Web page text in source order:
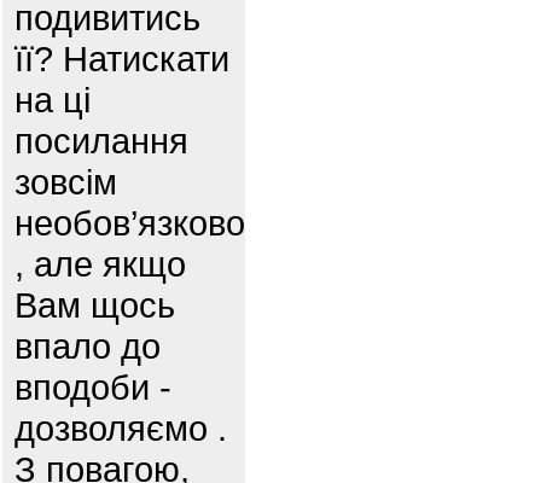
подивитись
її? Натискати
на ці
посилання
зовсім
необов’язково
, але якщо
Вам щось
впало до
вподоби -
дозволяємо .
З повагою,